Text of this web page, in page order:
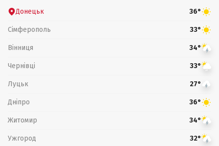
Донецьк 36°
Сімферополь 33°
Вінниця 34°
Чернівці 33°
Луцьк 27°
Дніпро 36°
Житомир 34°
Ужгород 32°